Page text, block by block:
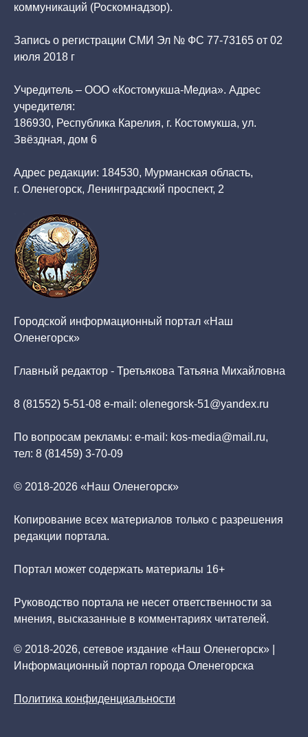
коммуникаций (Роскомнадзор).
Запись о регистрации СМИ Эл № ФС 77-73165 от 02
июля 2018 г
Учредитель – ООО «Костомукша-Медиа». Адрес
учредителя:
186930, Республика Карелия, г. Костомукша, ул.
Звёздная, дом 6
Адрес редакции: 184530, Мурманская область,
г. Оленегорск, Ленинградский проспект, 2
Городской информационный портал «Наш
Оленегорск»
Главный редактор - Третьякова Татьяна Михайловна
8 (81552) 5-51-08 e-mail: olenegorsk-51@yandex.ru
По вопросам рекламы: e-mail: kos-media@mail.ru,
тел: 8 (81459) 3-70-09
© 2018-2026 «Наш Оленегорск»
Копирование всех материалов только с разрешения
редакции портала.
Портал может содержать материалы 16+
Руководство портала не несет ответственности за
мнения, высказанные в комментариях читателей.
© 2018-2026, сетевое издание «Наш Оленегорск» |
Информационный портал города Оленегорска
Политика конфиденциальности